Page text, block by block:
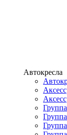
Автокресла